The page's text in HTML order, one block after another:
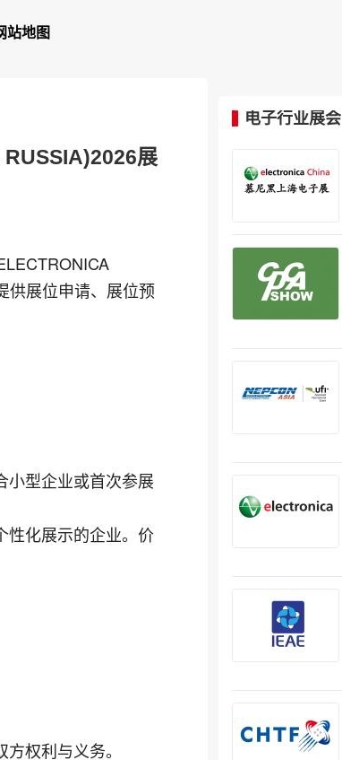
站地图
展
供展位申请、展位预
小型企业或首次参展
性化展示的企业。价
权利与义务。
电子行业展会